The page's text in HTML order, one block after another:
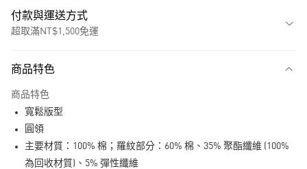
付款與運送方式
超取滿NT$1,500免運
LINE Pay
商品特色
商品特色
寬鬆版型
圓領
主要材質：100% 棉；羅紋部分：60% 棉、35% 聚酯纖維 (100%
為回收材質)、5% 彈性纖維